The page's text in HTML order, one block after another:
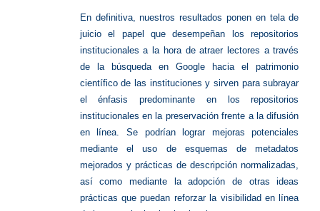
En definitiva, nuestros resultados ponen en tela de
juicio el papel que desempeñan los repositorios
institucionales a la hora de atraer lectores a través
de la búsqueda en Google hacia el patrimonio
científico de las instituciones y sirven para subrayar
el énfasis predominante en los repositorios
institucionales en la preservación frente a la difusión
en línea. Se podrían lograr mejoras potenciales
mediante el uso de esquemas de metadatos
mejorados y prácticas de descripción normalizadas,
así como mediante la adopción de otras ideas
prácticas que puedan reforzar la visibilidad en línea